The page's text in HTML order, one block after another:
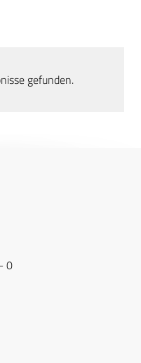
gefunden.
0